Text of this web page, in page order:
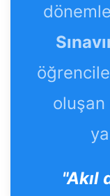
"Akıl